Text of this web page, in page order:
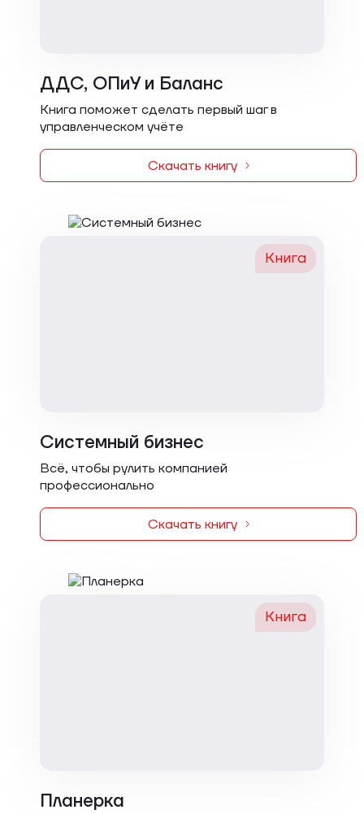
ДДС, ОПиУ и Баланс
Книга поможет сделать первый шаг в
управленческом учёте
Скачать книгу
Книга
Системный бизнес
Всё, чтобы рулить компанией
профессионально
Скачать книгу
Книга
Планерка